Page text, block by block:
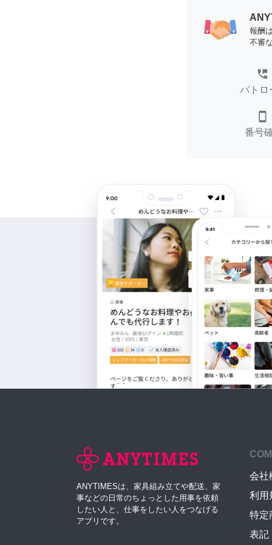
報酬
不審
perm_phone_msg
パトロ
smartphone
番号
ANYTIMESは、家具組み立てや配送、家
事などの日常のちょっとした用事を依頼
したい人と、仕事をしたい人をつなげる
アプリです。
会社
利用
特定
表記